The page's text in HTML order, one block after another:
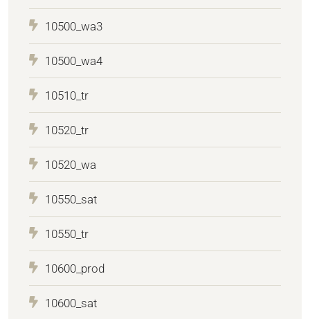
10500_wa3
10500_wa4
10510_tr
10520_tr
10520_wa
10550_sat
10550_tr
10600_prod
10600_sat